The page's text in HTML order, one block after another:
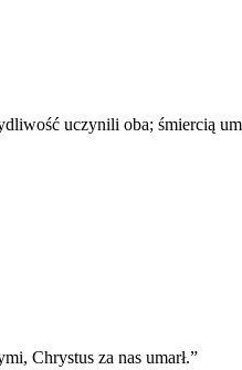
uczynili oba; śmiercią
Chrystus za nas umarł.”